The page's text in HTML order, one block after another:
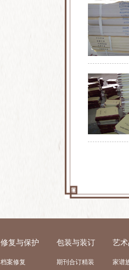
修复与保护
档案修复
包装与装订
期刊合订精装
艺
家谱